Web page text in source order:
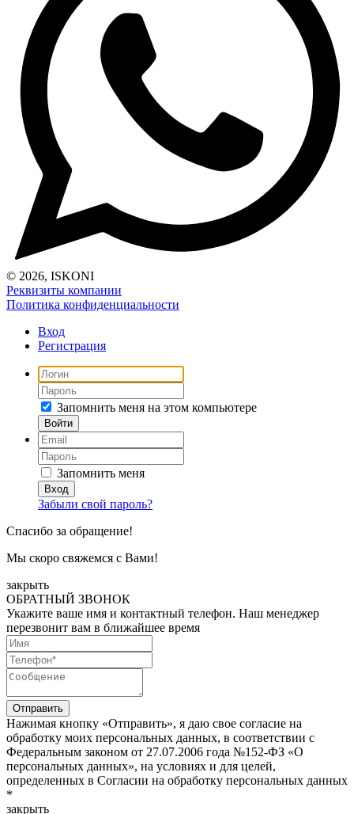
© 2026, ISKONI
Реквизиты компании
Политика конфиденциальности
Вход
Регистрация
Запомнить меня на этом компьютере
Запомнить меня
Забыли свой пароль?
Спасибо за обращение!
Мы скоро свяжемся с Вами!
закрыть
ОБРАТНЫЙ ЗВОНОК
Укажите ваше имя и контактный телефон. Наш менеджер
перезвонит вам в ближайшее время
Нажимая кнопку «Отправить», я даю свое согласие на
обработку моих персональных данных, в соответствии с
Федеральным законом от 27.07.2006 года №152-ФЗ «О
персональных данных», на условиях и для целей,
определенных в Согласии на обработку персональных данных
*
закрыть